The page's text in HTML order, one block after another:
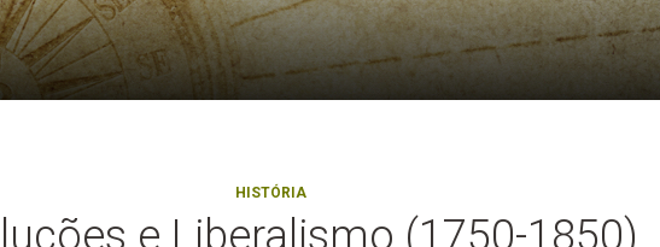
HISTÓRIA
e Liberalismo (1750-1850)